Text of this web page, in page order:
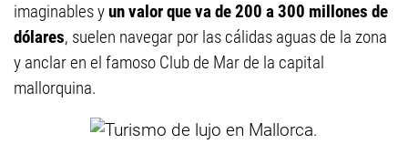
imaginables yun valor que va de 200 a 300 millones de
dólares, suelen navegar por las cálidas aguas de la zona
y anclar en el famoso Club de Mar de la capital
mallorquina.